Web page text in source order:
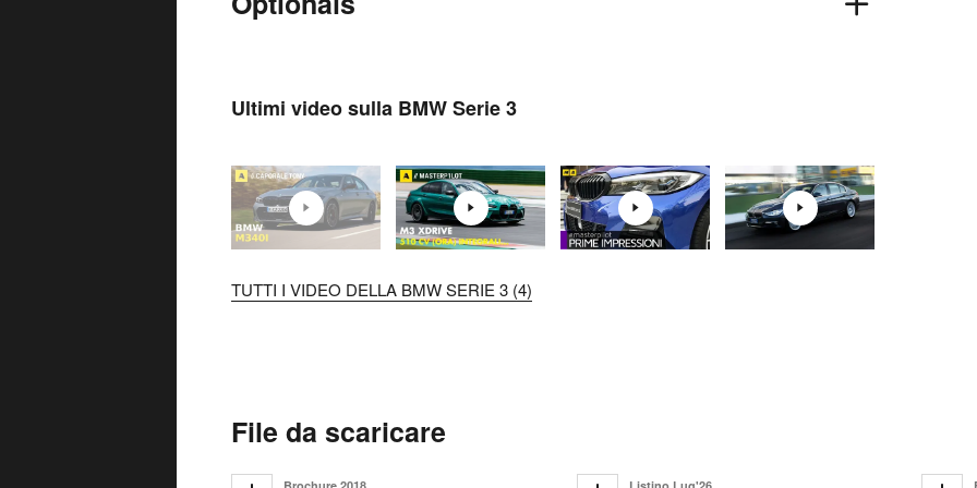
Ultimi video sulla BMW Serie 3
TUTTI I VIDEO DELLA BMW SERIE 3 (4)
File da scaricare